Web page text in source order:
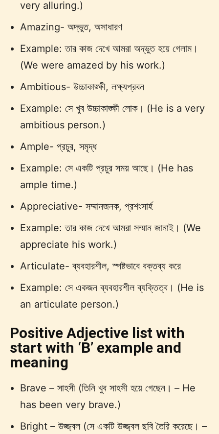
very alluring.)
Amazing- অদ্ভুত, অসাধারণ
Example: তার কাজ দেখে আমরা অদ্ভুত হয়ে গেলাম।
(We were amazed by his work.)
Ambitious- উচ্চাকাঙ্ক্ষী, লক্ষ্যপ্রবন
Example: সে খুব উচ্চাকাঙ্ক্ষী লোক। (He is a very
ambitious person.)
Ample- প্রচুর, সমৃদ্ধ
Example: সে একটি প্রচুর সময় আছে। (He has
ample time.)
Appreciative- সম্মানজনক, প্রশংসার্হ
Example: তার কাজ দেখে আমরা সম্মান জানাই। (We
appreciate his work.)
Articulate- ব্যবহারশীল, স্পষ্টভাবে বক্তব্য করে
Example: সে একজন ব্যবহারশীল ব্যক্তিত্ব। (He is
an articulate person.)
Positive Adjective list with
start with ‘B’ example and
meaning
Brave – সাহসী (তিনি খুব সাহসী হয়ে গেছেন। – He
has been very brave.)
Bright – উজ্জ্বল (সে একটি উজ্জ্বল ছবি তৈরি করেছে। –